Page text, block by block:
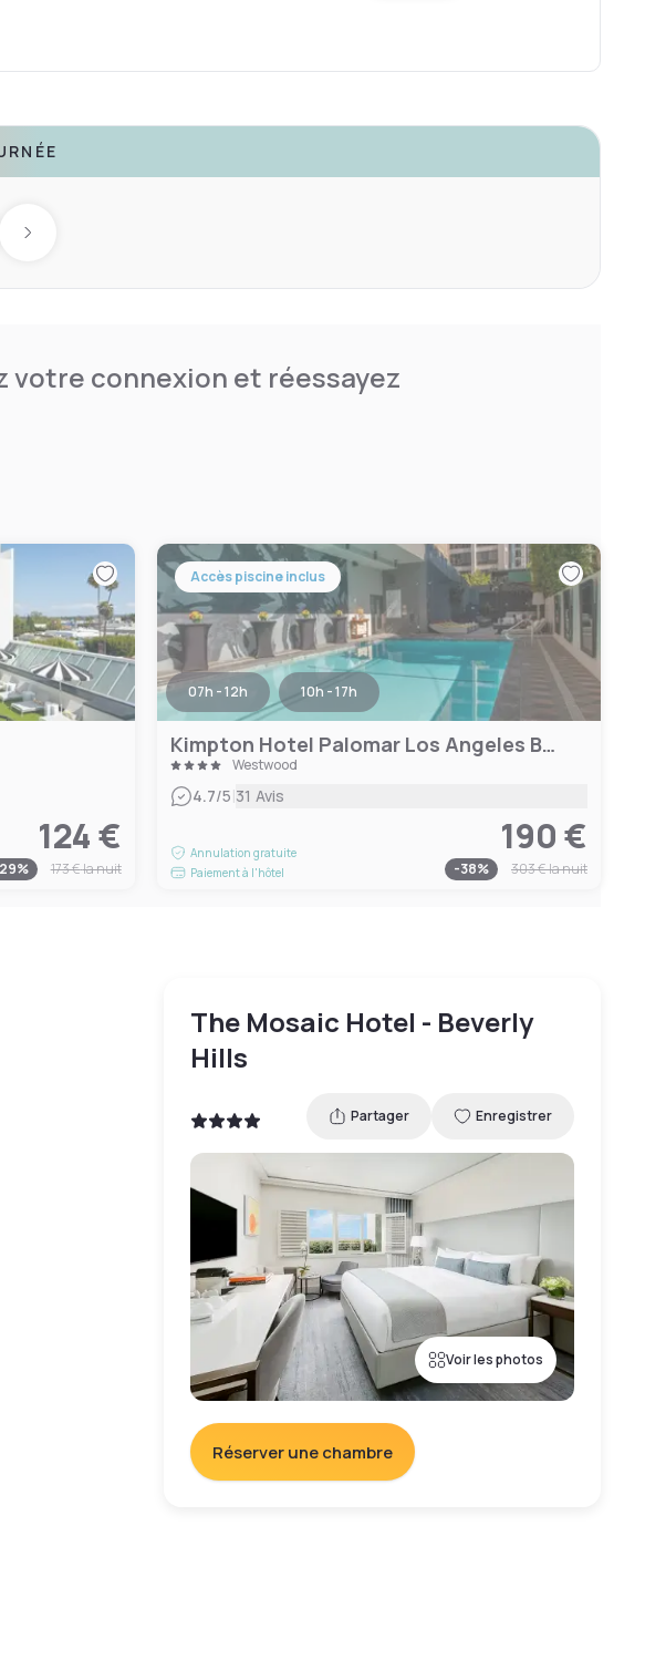
Next day
votre connexion et réessayez
124 €
29% 173 €la nuit
Accès piscine inclus
07h - 12h 10h - 17h
Kimpton Hotel Palomar Los Angeles Beverly Hills
Westwood
4.7/5|31 Avis
Annulation gratuite
Paiement à l'hôtel
190 €
-38% 303 €la nuit
The Mosaic Hotel - Beverly
Hills
Partager Enregistrer
Voir les photos
Réserver une chambre